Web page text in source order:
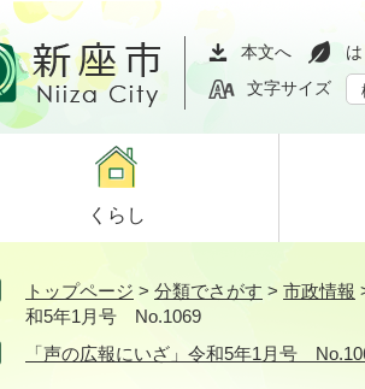
本文へ
文字サイズ
くらし
トップページ > 分類でさがす > 市政情報
和5年1月号 No.1069
「声の広報にいざ」令和5年1月号